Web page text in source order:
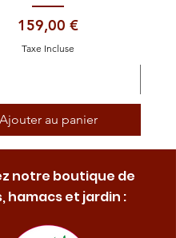
Prix
159,00 €
Taxe Incluse
Ajouter au panier
notre boutique de
hamacs et jardin :